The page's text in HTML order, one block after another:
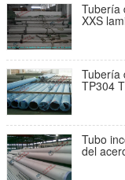
Tubería
XXS
ASTM
Tubería
TP304
Tubo
del